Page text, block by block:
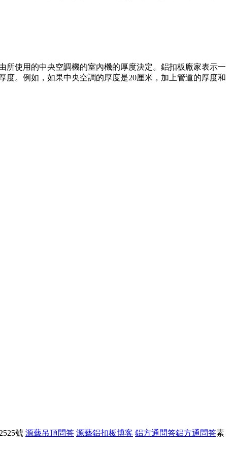
使用的中央空調機的室內機的厚度決定。鋁扣板廠家表示一
。例如，如果中央空調的厚度是20厘米，加上管道的厚度和
號 源藝吊頂問答 源藝鋁扣板博客 鋁方通問答鋁方通問答素